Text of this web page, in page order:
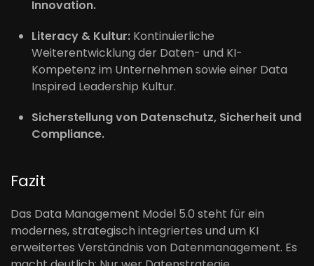
Innovation.
Literacy & Kultur: Kontinuierliche
Weiterentwicklung der Daten- und KI-
Kompetenz im Unternehmen sowie einer Data
Inspired Leadership Kultur.
Sicherstellung von Datenschutz, Sicherheit und
Compliance.
Fazit
Das Data Management Model 5.0 steht für ein
modernes, strategisch integriertes und um KI
erweitertes Verständnis von Datenmanagement. Es